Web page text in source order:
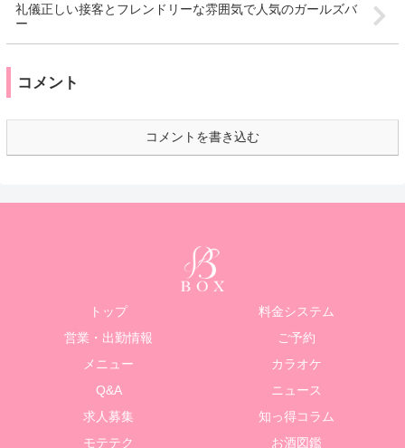
礼儀正しい接客とフレンドリーな雰囲気で人気のガールズバ
ー
コメント
コメントを書き込む
トップ
料金システム
営業・出勤情報
ご予約
メニュー
カラオケ
Q&A
ニュース
求人募集
知っ得コラム
モテテク
お酒図鑑